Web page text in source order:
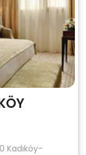
Kadıköy-